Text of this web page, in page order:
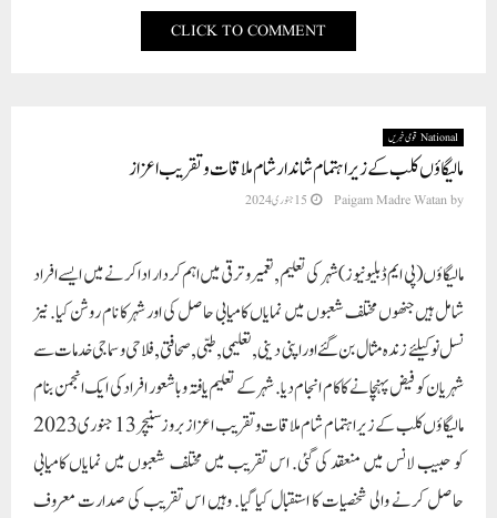
CLICK TO COMMENT
National قومی خبریں
مالیگاؤں کلب کے زیر اہتمام شاندار شام ملاقات و تقریب اعزاز
by
Paigam Madre Watan 15 جنوری 2024
مالیگاؤں (پی ایم ڈبلیو نیوز) شہر کی تعلیم, تعمیر و ترقی میں اہم کردار ادا کرنے میں ایسے افراد
شامل ہیں جنھوں مختلف شعبوں میں نمایاں کامیابی حاصل کی اور شہر کا نام روشن کیا. نیز
نسل نو کیلئے زندہ مثال بن گئے اور اپنی دینی, تعلیمی, طبی, صحافتی, فلاحی و سماجی خدمات سے
شہریان کو فیض پہنچانے کا کام انجام دیا. شہر کے تعلیم یافتہ و باشعور افراد کی ایک انجمن بنام
مالیگاؤں کلب کے زیر اہتمام شام ملاقات و تقریب اعزازبروز سنیچر 13 جنوری 2023
کو حبیب لانس میں منعقد کی گئی. اس تقریب میں مختلف شعبوں میں نمایاں کامیابی
حاصل کرنے والی شخصیات کا استقبال کیا گیا. وہیں اس تقریب کی صدارت معروف